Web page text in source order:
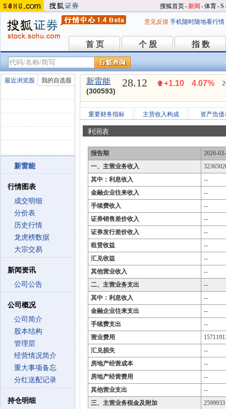
搜狐首页-新闻 -体育-S
意见反馈 手机随时随地看行情
首 页
首 页 个 股
个 股 指 数
指 数
最近浏览股 我的自选股
新雷能
行情图表
成交明细
分价表
历史行情
龙虎榜数据
大宗交易
新闻资讯
公司公告
公司概况
公司简介
股本结构
管理层
经营情况简介
重大事项备忘
分红送配记录
持仓明细
新雷能
(300593)
28.12 +1.10 4.07%
重要财务指标 主营收入构成 资产负债
利润表
报告期
2026-
一、主营业务收入
其中：利息收入
--
金融企业往来收入
--
手续费收入
--
证券销售差价收入
--
证券发行差价收入
--
租赁收益
--
汇兑收益
--
其他营业收入
--
二、主营业务支出
--
其中：利息收入
--
金融企业往来支出
--
手续费支出
--
营业费用
汇兑损失
--
房地产经营成本
--
房地产经营费用
--
其他营业支出
--
三、主营业务税金及附加
2599933